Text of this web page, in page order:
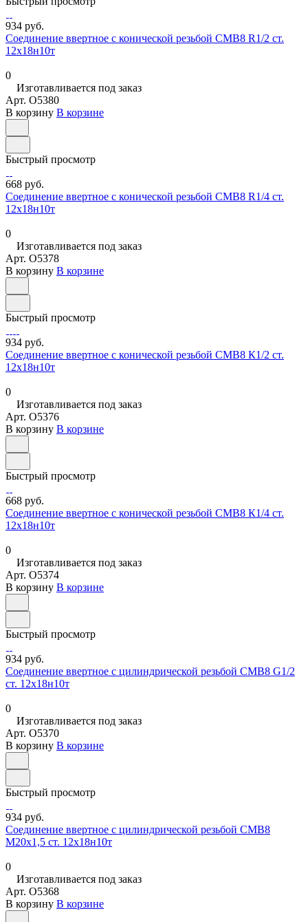
934 руб.
Соединение ввертное с конической резьбой СМВ8 R1/2 ст.
12х18н10т
0
Изготавливается под заказ
Арт. O5380
В корзину В корзине
Быстрый просмотр
668 руб.
Соединение ввертное с конической резьбой СМВ8 R1/4 ст.
12х18н10т
0
Изготавливается под заказ
Арт. O5378
В корзину В корзине
Быстрый просмотр
934 руб.
Соединение ввертное с конической резьбой СМВ8 К1/2 ст.
12х18н10т
0
Изготавливается под заказ
Арт. O5376
В корзину В корзине
Быстрый просмотр
668 руб.
Соединение ввертное с конической резьбой СМВ8 К1/4 ст.
12х18н10т
0
Изготавливается под заказ
Арт. O5374
В корзину В корзине
Быстрый просмотр
934 руб.
Соединение ввертное с цилиндрической резьбой СМВ8 G1/2
ст. 12х18н10т
0
Изготавливается под заказ
Арт. O5370
В корзину В корзине
Быстрый просмотр
934 руб.
Соединение ввертное с цилиндрической резьбой СМВ8
М20х1,5 ст. 12х18н10т
0
Изготавливается под заказ
Арт. O5368
В корзину В корзине